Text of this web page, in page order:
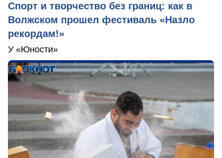
Спорт и творчество без границ: как в
Волжском прошел фестиваль «Назло
рекордам!»
У «Юности»